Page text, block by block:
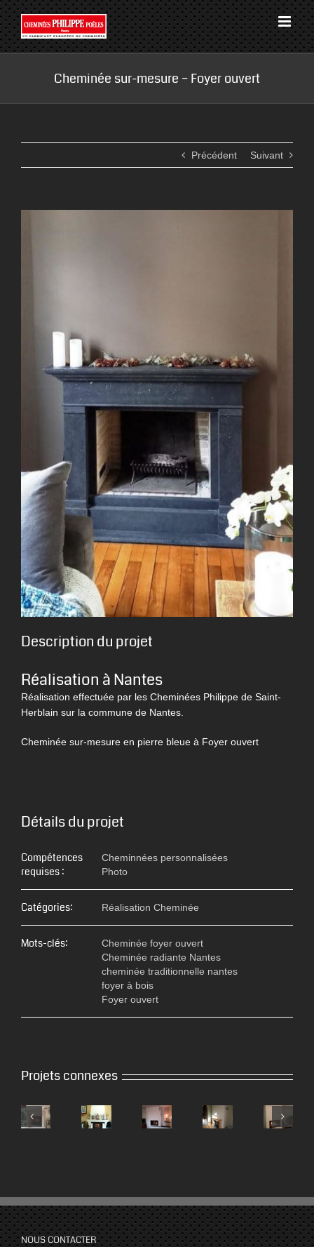
Passer
au
contenu
Cheminée sur-mesure – Foyer ouvert
Précédent Suivant
Description du projet
Réalisation à Nantes
Réalisation effectuée par les Cheminées Philippe de Saint-
Herblain sur la commune de Nantes.
Cheminée sur-mesure en pierre bleue à Foyer ouvert
Détails du projet
Compétences
requises :
Cheminnées personnalisées
Photo
Catégories: Réalisation Cheminée
Mots-clés:
Cheminée foyer ouvert
Cheminée radiante Nantes
cheminée traditionnelle nantes
foyer à bois
Foyer ouvert
Projets connexes
NOUS CONTACTER